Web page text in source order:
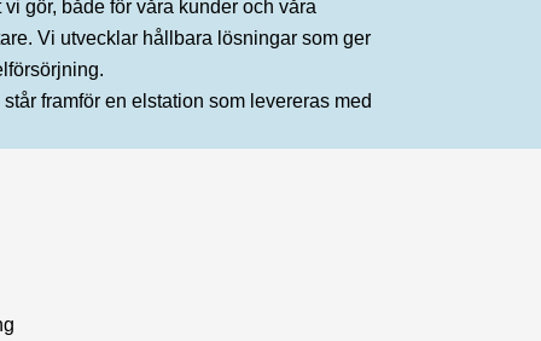
gör, både för våra kunder och våra
Vi utvecklar hållbara lösningar som ger